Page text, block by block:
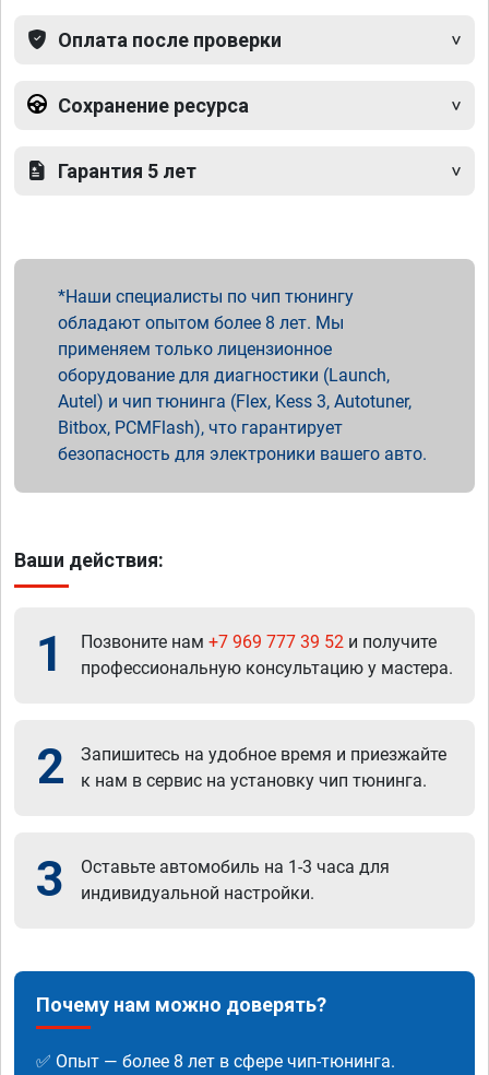
Оплата после проверки
Сохранение ресурса
Гарантия 5 лет
Наши специалисты по чип тюнингу
обладают опытом более 8 лет. Мы
применяем только лицензионное
оборудование для диагностики (Launch,
Autel) и чип тюнинга (Flex, Kess 3, Autotuner,
Bitbox, PCMFlash), что гарантирует
безопасность для электроники вашего авто.
Ваши действия:
1 Позвоните нам +7 969 777 39 52 и получите
профессиональную консультацию у мастера.
2
Запишитесь на удобное время и приезжайте
к нам в сервис на установку чип тюнинга.
3
Оставьте автомобиль на 1-3 часа для
индивидуальной настройки.
Почему нам можно доверять?
✅ Опыт — более 8 лет в сфере чип-тюнинга.